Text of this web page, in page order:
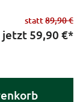
statt89,90 €
jetzt 59,90 €*